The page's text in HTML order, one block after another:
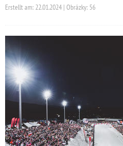
Erstellt am: 22.01.2024 | Obrázky: 56